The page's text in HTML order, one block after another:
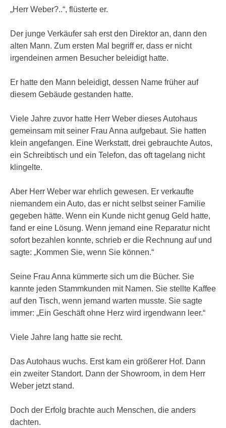
„Herr Weber?..“, flüsterte er.
Der junge Verkäufer sah erst den Direktor an, dann den
alten Mann. Zum ersten Mal begriff er, dass er nicht
irgendeinen armen Besucher beleidigt hatte.
Er hatte den Mann beleidigt, dessen Name früher auf
diesem Gebäude gestanden hatte.
Viele Jahre zuvor hatte Herr Weber dieses Autohaus
gemeinsam mit seiner Frau Anna aufgebaut. Sie hatten
klein angefangen. Eine Werkstatt, drei gebrauchte Autos,
ein Schreibtisch und ein Telefon, das oft tagelang nicht
klingelte.
Aber Herr Weber war ehrlich gewesen. Er verkaufte
niemandem ein Auto, das er nicht selbst seiner Familie
gegeben hätte. Wenn ein Kunde nicht genug Geld hatte,
fand er eine Lösung. Wenn jemand eine Reparatur nicht
sofort bezahlen konnte, schrieb er die Rechnung auf und
sagte: „Kommen Sie, wenn Sie können.“
Seine Frau Anna kümmerte sich um die Bücher. Sie
kannte jeden Stammkunden mit Namen. Sie stellte Kaffee
auf den Tisch, wenn jemand warten musste. Sie sagte
immer: „Ein Geschäft ohne Herz wird irgendwann leer.“
Viele Jahre lang hatte sie recht.
Das Autohaus wuchs. Erst kam ein größerer Hof. Dann
ein zweiter Standort. Dann der Showroom, in dem Herr
Weber jetzt stand.
Doch der Erfolg brachte auch Menschen, die anders
dachten.